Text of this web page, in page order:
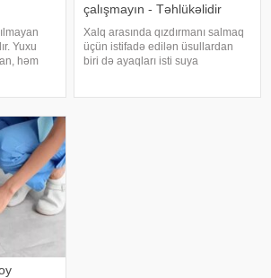
Yuxu
həm
də
çalışmayın - Təhlükəlidir
Xalq arasında qızdırmanı salmaq
üçün istifadə edilən üsullardan
biri də ayaqları isti suya